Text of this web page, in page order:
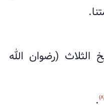
الثلاث (رضوان الله
.